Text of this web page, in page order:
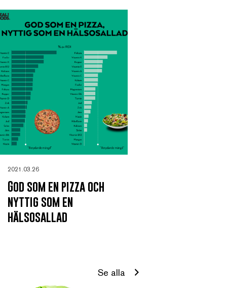
2021.03.26
God som en pizza och
nyttig som en
hälsosallad
Se alla